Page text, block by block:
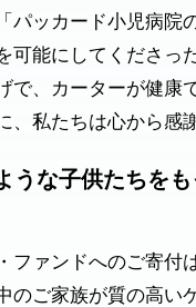
パッカード小児病院
可能にしてくださっ
で、カーターが健康
、私たちは心から感
うな子供たちを
ファンドへのご寄付
のご家族が質の高い